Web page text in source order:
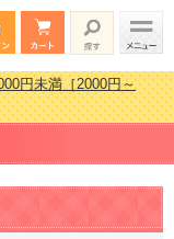
円未満［2000円～
すめ金額別人気ランキ
円未満［2000円～